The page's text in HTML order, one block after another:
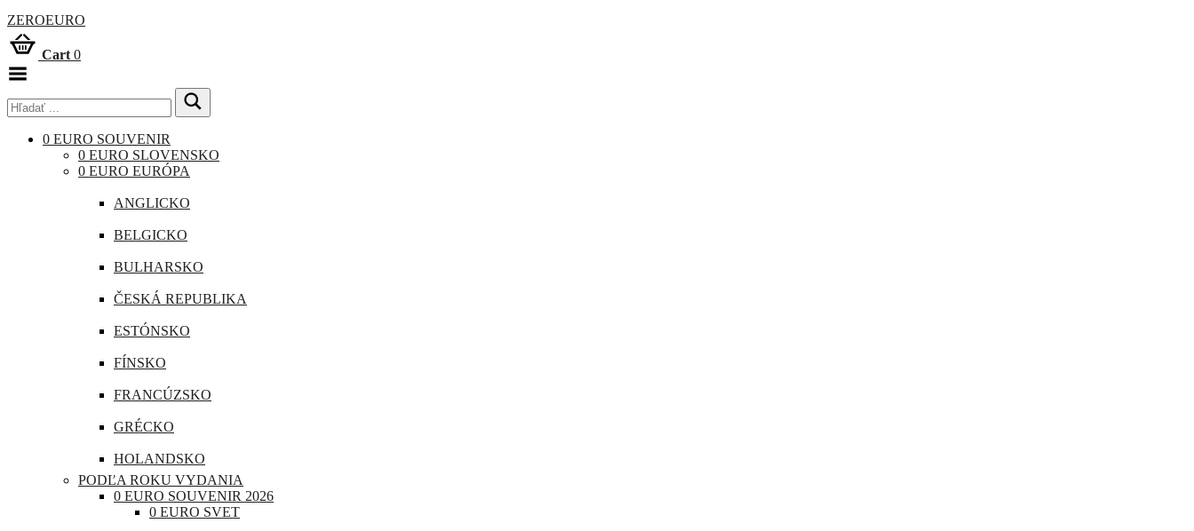
ZEROEURO
Cart 0
0 EURO SOUVENIR
0 EURO SLOVENSKO
0 EURO EURÓPA
ANGLICKO
BELGICKO
BULHARSKO
ČESKÁ REPUBLIKA
ESTÓNSKO
FÍNSKO
FRANCÚZSKO
GRÉCKO
HOLANDSKO
CHORVÁTSKO
ÍRSKO
PODĽA ROKU VYDANIA
0 EURO SOUVENIR 2026
0 EURO SVET